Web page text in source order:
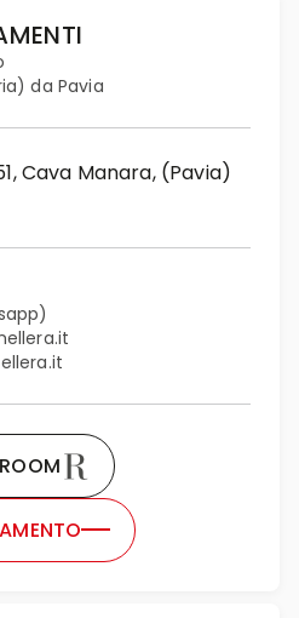
da Pavia
Cava Manara, (Pavia)